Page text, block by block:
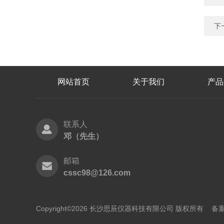
下
网站首页 关于我们 产
联系人
邓（先生）
邮箱
cssc98@126.com
Copyright©2026 长沙思辰仪器科技有限公司 版权所有 备